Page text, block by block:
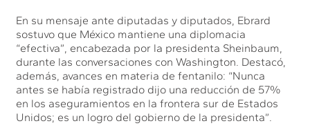
En su mensaje ante diputadas y diputados, Ebrard
sostuvo que México mantiene una diplomacia
“efectiva”, encabezada por la presidenta Sheinbaum,
durante las conversaciones con Washington. Destacó,
además, avances en materia de fentanilo: “Nunca
antes se había registrado dijo una reducción de 57%
en los aseguramientos en la frontera sur de Estados
Unidos; es un logro del gobierno de la presidenta”.